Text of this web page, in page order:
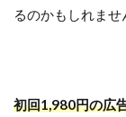
るのかもしれませ
初回1,980円の広